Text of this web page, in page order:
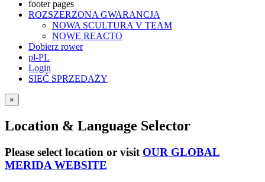
footer pages
ROZSZERZONA GWARANCJA
NOWA SCULTURA V TEAM
NOWE REACTO
Dobierz rower
pl-PL
Login
SIEĆ SPRZEDAŻY
×
Location & Language Selector
Please select location or visit OUR GLOBAL
MERIDA WEBSITE